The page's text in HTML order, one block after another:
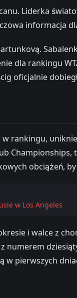
Liderka
informacja
dla rankingu
oficjalnie
w rankingu,
obciążeń,
w Los Angeles
i walce z
w pierwszych